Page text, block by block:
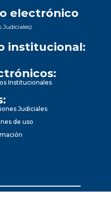
electrónico
Judiciales)
institucional:
Institucionales
Judiciales
de uso